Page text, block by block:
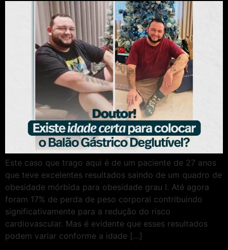
Este caso que trago aqui é de um paciente de 27 anos
que teve excelentes resultados saindo de um quadro de
obesidade mórbida para obesidade grau I. Até agora
foram 17% de perda de peso corporal contribuindo
significativamente para a redução do risco
cardiovascular. Mas é evidente que esses resultados
podem variar conforme a idade […]